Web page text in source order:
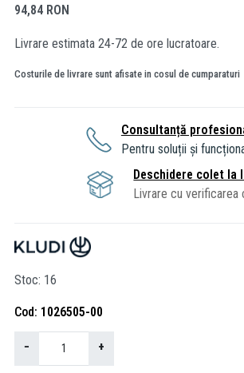
94,84 RON
Livrare estimata 24-72 de ore lucratoare.
Costurile de livrare sunt afisate in cosul de cumparaturi
Consultanță
Pentru soluții și
Deschidere colet la
Livrare cu verificarea
Stoc 16
Cod 1026505-00
− +